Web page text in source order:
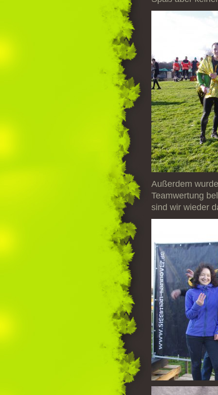
Außerdem
Teamwertung
sind wir wieder